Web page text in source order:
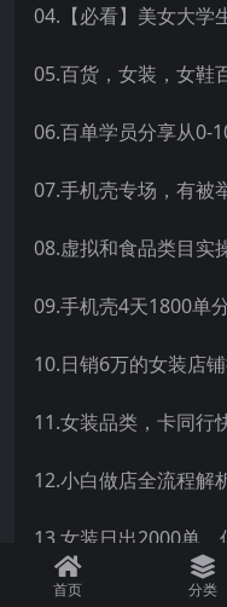
04.【必看】美女大学
05.百货，女装，女鞋
06.百单学员分享从0-
07.手机壳专场，有被
08.虚拟和食品类目实
09.手机壳4天1800单
10.日销6万的女装店
11.女装品类，卡同行
12.小白做店全流程解
13.女装日出2000单
14.【新手必看】食
首页 分类